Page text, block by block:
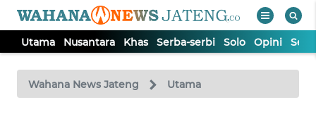
Utama Nusantara Khas Serba-serbi Solo Opini
Wahana News Jateng Utama
TV
Tutup